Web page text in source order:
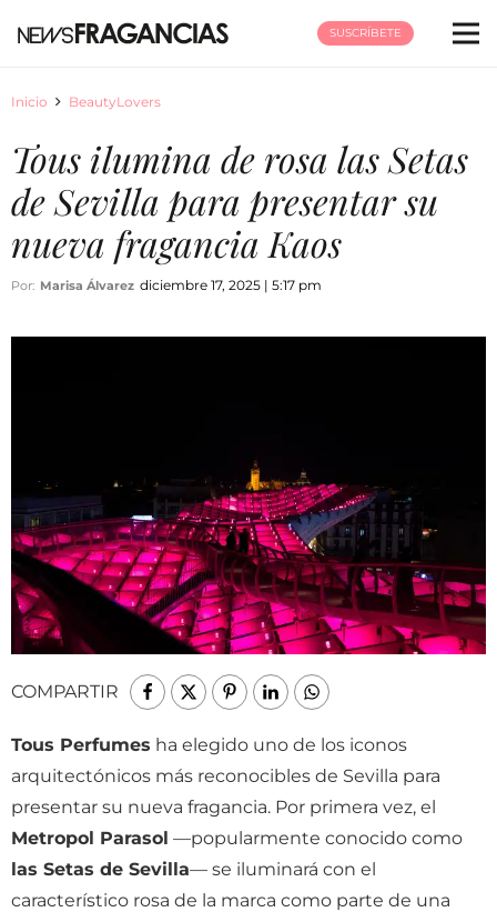
SUSCRÍBETE
Inicio BeautyLovers
Tous ilumina de rosa las Setas
de Sevilla para presentar su
nueva fragancia Kaos
Por: Marisa Álvarez diciembre 17, 2025 | 5:17 pm
COMPARTIR
Tous Perfumes ha elegido uno de los iconos
arquitectónicos más reconocibles de Sevilla para
presentar su nueva fragancia. Por primera vez, el
Metropol Parasol —popularmente conocido como
las Setas de Sevilla— se iluminará con el
característico rosa de la marca como parte de una